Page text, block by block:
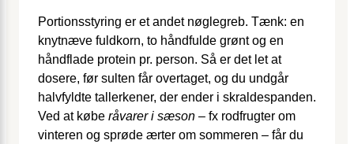
Portionsstyring er et andet nøglegreb. Tænk: en
knytnæve fuldkorn, to håndfulde grønt og en
håndflade protein pr. person. Så er det let at
dosere, før sulten får overtaget, og du undgår
halvfyldte tallerkener, der ender i skraldespanden.
Ved at købe råvarer i sæson – fx rodfrugter om
vinteren og sprøde ærter om sommeren – får du